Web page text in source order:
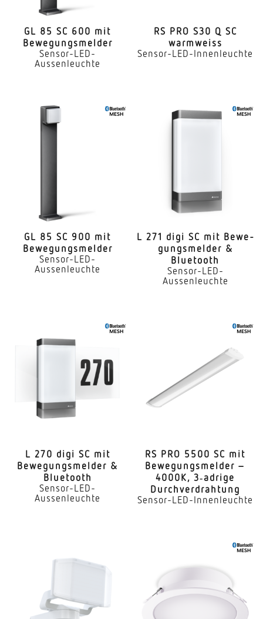
GL 85 SC 600 mit
Bewegungsmelder
Sensor-LED-
Aussenleuchte
RS PRO S30 Q SC
warmweiss
Sensor-LED-Innenleuchte
GL 85 SC 900 mit
Bewegungsmelder
Sensor-LED-
Aussenleuchte
L 271 digi SC mit Bewe­
gungs­melder &
Bluetooth
Sensor-LED-
Aussenleuchte
L 270 digi SC mit
Bewe­gungs­melder &
Bluetooth
Sensor-LED-
Aussenleuchte
RS PRO 5500 SC mit
Bewe­gungs­melder –
4000K, 3‑adrige
Durchverdrahtung
Sensor-LED-Innenleuchte